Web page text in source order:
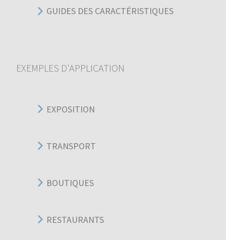
GUIDES DES CARACTÉRISTIQUES
EXEMPLES D'APPLICATION
EXPOSITION
TRANSPORT
BOUTIQUES
RESTAURANTS